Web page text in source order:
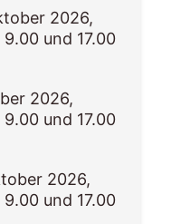
2026,
und 17.00
2026,
und 17.00
2026,
und 17.00